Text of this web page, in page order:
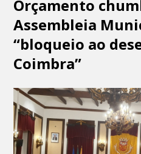
Orçamento
Assembleia
“bloqueio ao
Coimbra”